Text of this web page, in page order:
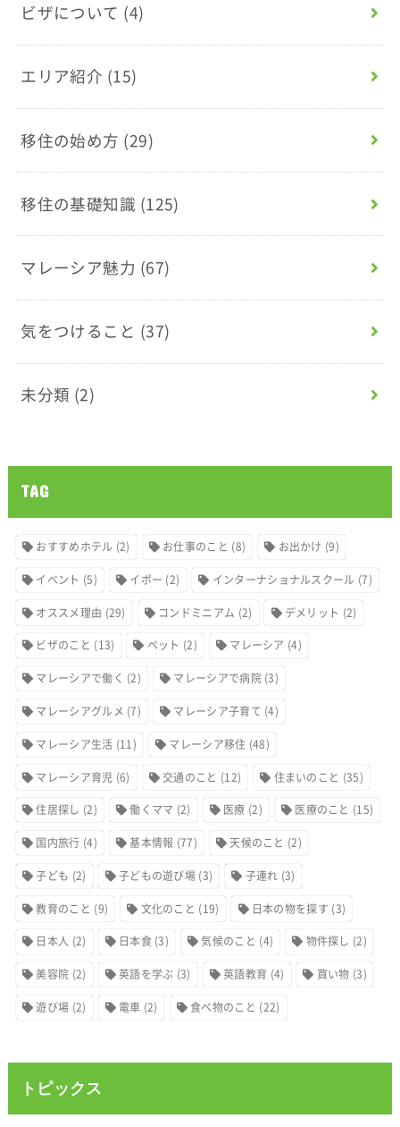
ビザについて (4)
エリア紹介 (15)
移住の始め方 (29)
移住の基礎知識 (125)
マレーシア魅力 (67)
気をつけること (37)
未分類 (2)
TAG
おすすめホテル (2) お仕事のこと (8) お出かけ (9)
イベント (5) イポー (2) インターナショナルスクール (7)
オススメ理由 (29) コンドミニアム (2) デメリット (2)
ビザのこと (13) ペット (2) マレーシア (4)
マレーシアで働く (2) マレーシアで病院(3)
マレーシアグルメ (7) マレーシア子育て (4)
マレーシア生活 (11) マレーシア移住 (48)
マレーシア育児 (6) 交通のこと (12) 住まいのこと (35)
住居探し (2) 働くママ (2) 医療 (2) 医療のこと (15)
国内旅行 (4) 基本情報 (77) 天候のこと (2)
子ども (2) 子どもの遊び場 (3) 子連れ (3)
教育のこと (9) 文化のこと (19) 日本の物を探す (3)
日本人 (2) 日本食(3) 気候のこと (4) 物件探し (2)
美容院 (2) 英語を学ぶ (3) 英語教育 (4) 買い物 (3)
遊び場 (2) 電車 (2) 食べ物のこと (22)
トピックス